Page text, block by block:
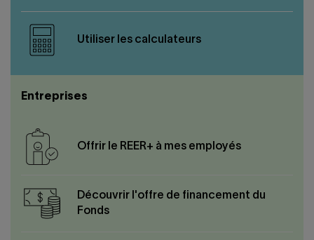
Utiliser les calculateurs
Entreprises
Offrir le REER+ à mes employés
Découvrir l'offre de financement du
Fonds